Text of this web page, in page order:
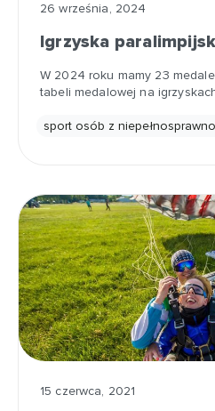
26 września, 2024
Igrzyska
W 2024 roku mamy 23
tabeli medalowej na
sport osób z
15 czerwca, 2021